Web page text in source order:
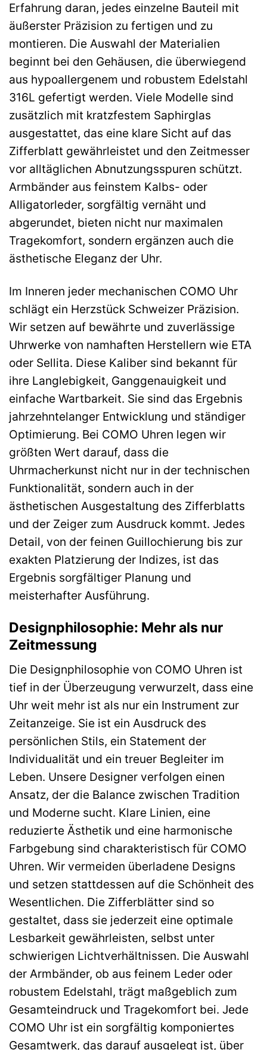
Erfahrung daran, jedes einzelne Bauteil mit
äußerster Präzision zu fertigen und zu
montieren. Die Auswahl der Materialien
beginnt bei den Gehäusen, die überwiegend
aus hypoallergenem und robustem Edelstahl
316L gefertigt werden. Viele Modelle sind
zusätzlich mit kratzfestem Saphirglas
ausgestattet, das eine klare Sicht auf das
Zifferblatt gewährleistet und den Zeitmesser
vor alltäglichen Abnutzungsspuren schützt.
Armbänder aus feinstem Kalbs- oder
Alligatorleder, sorgfältig vernäht und
abgerundet, bieten nicht nur maximalen
Tragekomfort, sondern ergänzen auch die
ästhetische Eleganz der Uhr.
Im Inneren jeder mechanischen COMO Uhr
schlägt ein Herzstück Schweizer Präzision.
Wir setzen auf bewährte und zuverlässige
Uhrwerke von namhaften Herstellern wie ETA
oder Sellita. Diese Kaliber sind bekannt für
ihre Langlebigkeit, Ganggenauigkeit und
einfache Wartbarkeit. Sie sind das Ergebnis
jahrzehntelanger Entwicklung und ständiger
Optimierung. Bei COMO Uhren legen wir
größten Wert darauf, dass die
Uhrmacherkunst nicht nur in der technischen
Funktionalität, sondern auch in der
ästhetischen Ausgestaltung des Zifferblatts
und der Zeiger zum Ausdruck kommt. Jedes
Detail, von der feinen Guillochierung bis zur
exakten Platzierung der Indizes, ist das
Ergebnis sorgfältiger Planung und
meisterhafter Ausführung.
Designphilosophie: Mehr als nur
Zeitmessung
Die Designphilosophie von COMO Uhren ist
tief in der Überzeugung verwurzelt, dass eine
Uhr weit mehr ist als nur ein Instrument zur
Zeitanzeige. Sie ist ein Ausdruck des
persönlichen Stils, ein Statement der
Individualität und ein treuer Begleiter im
Leben. Unsere Designer verfolgen einen
Ansatz, der die Balance zwischen Tradition
und Moderne sucht. Klare Linien, eine
reduzierte Ästhetik und eine harmonische
Farbgebung sind charakteristisch für COMO
Uhren. Wir vermeiden überladene Designs
und setzen stattdessen auf die Schönheit des
Wesentlichen. Die Zifferblätter sind so
gestaltet, dass sie jederzeit eine optimale
Lesbarkeit gewährleisten, selbst unter
schwierigen Lichtverhältnissen. Die Auswahl
der Armbänder, ob aus feinem Leder oder
robustem Edelstahl, trägt maßgeblich zum
Gesamteindruck und Tragekomfort bei. Jede
COMO Uhr ist ein sorgfältig komponiertes
Gesamtwerk, das darauf ausgelegt ist, über